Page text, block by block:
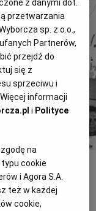
"Gazety
z danymi dot.
przetwarzania
sp. z o.o.,
Partnerów,
przejdź do
się z
sprzeciwu i
informacji
i Polityce
na
cookie
i Agora S.A.
też w każdej
cookie,